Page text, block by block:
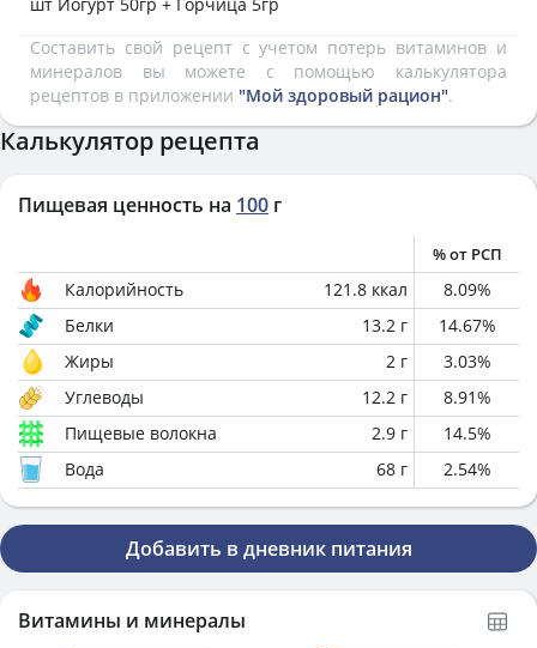
Составить свой рецепт с учетом потерь витаминов и
минералов вы можете с помощью калькулятора
рецептов в приложении "Мой здоровый рацион".
Калькулятор рецепта
Пищевая ценность на 100 г
% от РСП
Калорийность 121.8 ккал 8.09%
Белки
13.2 г 14.67%
Жиры
2 г 3.03%
Углеводы
12.2 г 8.91%
Пищевые волокна
2.9 г 14.5%
Вода
68 г 2.54%
Добавить в дневник питания
Витамины и минералы